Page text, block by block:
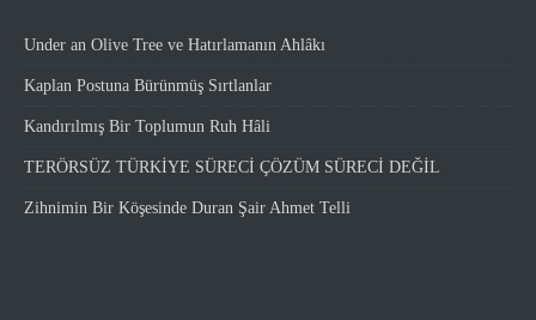
Under an Olive Tree ve Hatırlamanın Ahlâkı
Kaplan Postuna Bürünmüş Sırtlanlar
Kandırılmış Bir Toplumun Ruh Hâli
TERÖRSÜZ TÜRKİYE SÜRECİ ÇÖZÜM SÜRECİ DEĞİL
Zihnimin Bir Köşesinde Duran Şair Ahmet Telli